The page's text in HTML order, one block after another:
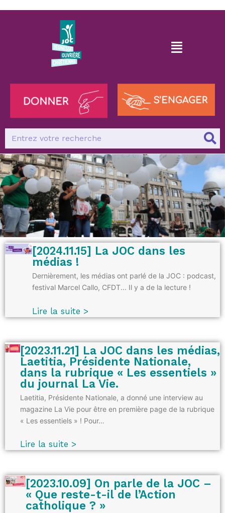
[2024.11.15] La JOC dans les
médias !
Dernièrement, les médias ont parlé de la JOC : podcast,
festival Marcel Callo, CFDT... Il y a de la lecture !
Lire la suite >
[2023.11.21] La JOC dans les médias,
Laetitia, Présidente Nationale,
dans la rubrique « Les essentiels »
du journal La Vie.
Laetitia, Présidente Nationale, a donné une interview au
magazine La Vie pour être en première page de la rubrique
« Les essentiels » ! Pour…
Lire la suite >
[2023.10.09] On parle de la JOC –
« Que reste-t-il de l’Action
catholique ? »